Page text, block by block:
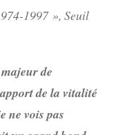
1997 », Seuil
de
de la vitalité
ne vois pas